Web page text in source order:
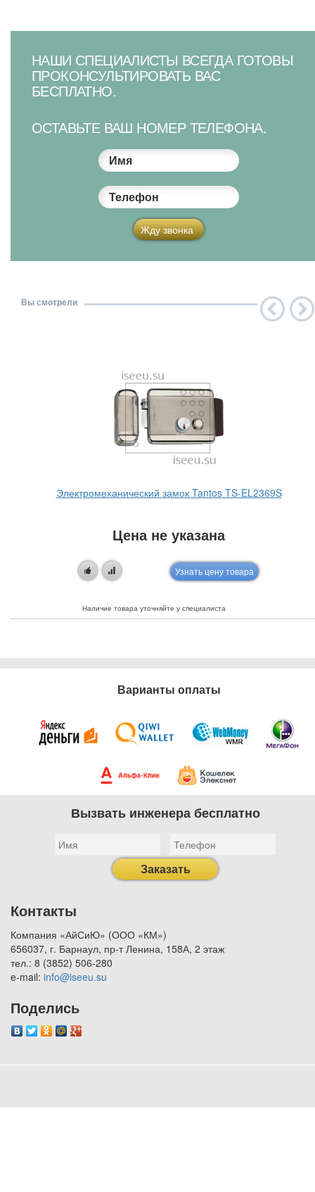
НАШИ СПЕЦИАЛИСТЫ ВСЕГДА ГОТОВЫ
ПРОКОНСУЛЬТИРОВАТЬ ВАС
БЕСПЛАТНО.
ОСТАВЬТЕ ВАШ НОМЕР ТЕЛЕФОНА.
Имя
Телефон
Жду звонка
Вы смотрели
Электромеханический замок Tantos TS-EL2369S
Цена не указана
Узнать цену товара
Наличие товара уточняйте у специалиста
Варианты оплаты
Вызвать инженера бесплатно
Заказать
Контакты
Компания «АйСиЮ» (ООО «КМ»)
656037, г. Барнаул, пр-т Ленина, 158А, 2 этаж
тел.: 8 (3852) 506-280
e-mail: info@iseeu.su
Поделись